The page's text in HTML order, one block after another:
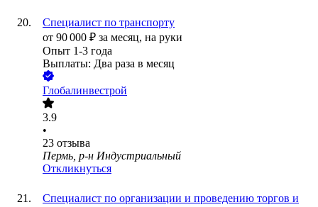
Специалист по транспорту
от 90 000 ₽ за месяц, на руки
Опыт 1-3 года
Выплаты: Два раза в месяц
Глобалинвестрой
3.9
•
23 отзыва
Пермь, р-н Индустриальный
Откликнуться
Специалист по организации и проведению торгов и